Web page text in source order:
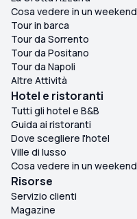
Cosa vedere in un weekend
Tour in barca
Tour da Sorrento
Tour da Positano
Tour da Napoli
Altre Attività
Hotel e ristoranti
Tutti gli hotel e B&B
Guida ai ristoranti
Dove scegliere l'hotel
Ville di lusso
Cosa vedere in un weekend
Risorse
Servizio clienti
Magazine